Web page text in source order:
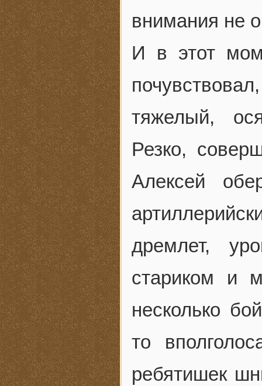
внимания не
И в этот
тяжелый,
Резко,
Алексей
дремлет,
стариком и
несколько
то
ребятишек